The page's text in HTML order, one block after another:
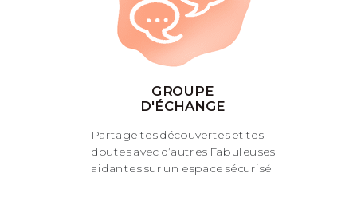
GROUPE
D'ÉCHANGE
Partage tes découvertes et tes
doutes avec d’autres Fabuleuses
aidantes sur un espace sécurisé